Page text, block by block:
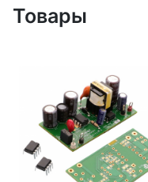
Товары